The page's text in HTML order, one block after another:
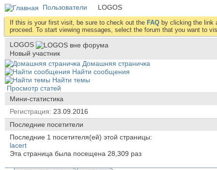
Пользователи LOGOS
If this is your first visit, be sure to check out the FAQ by clicking the link
proceed. To start viewing messages, select the forum that you want to
LOGOS
Новый участник
Домашняя страничка
Найти сообщения
Найти темы
Просмотр статей
Мини-статистика
Регистрация
23.09.2016
Последние посетители
Последние 1 посетителя(ей) этой страницы:
lacert
Эта страница была посещена 28,309 раз